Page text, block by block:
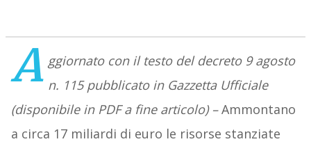
A ggiornato con il testo del decreto 9 agosto
n. 115 pubblicato in Gazzetta Ufficiale
(disponibile in PDF a fine articolo) –Ammontano
a circa 17 miliardi di euro le risorse stanziate